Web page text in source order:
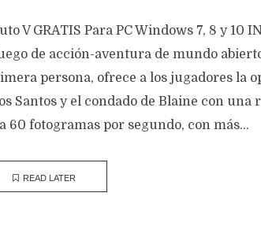
V GRATIS Para PC Windows 7, 8 y 10
de acción-aventura de mundo
persona, ofrece a los jugadores la
Santos y el condado de Blaine con una
60 fotogramas por segundo, con más...
READ LATER